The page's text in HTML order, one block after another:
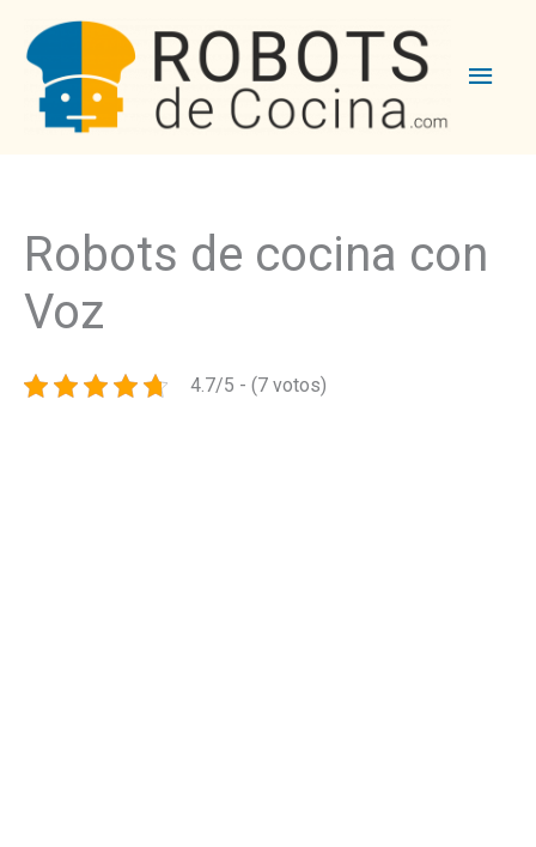
Robots de cocina con
Voz
4.7/5 - (7 votos)